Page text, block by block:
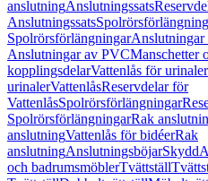
anslutningAnslutningssats
Anslutningssats
SpolrörsförlängningarAnslutningar
Anslutningar av PVCManschetter
kopplingsdelarVattenlås för urinaler
urinalerVattenlåsReservdelar för
VattenlåsSpolrörsförlängningar
SpolrörsförlängningarRak
anslutningVattenlås för bidéerRak
anslutningAnslutningsböjarSkydd
och badrumsmöblerTvättställ